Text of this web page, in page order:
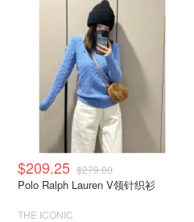
$209.25 $279.00
Polo Ralph Lauren V领针织衫
THE ICONIC